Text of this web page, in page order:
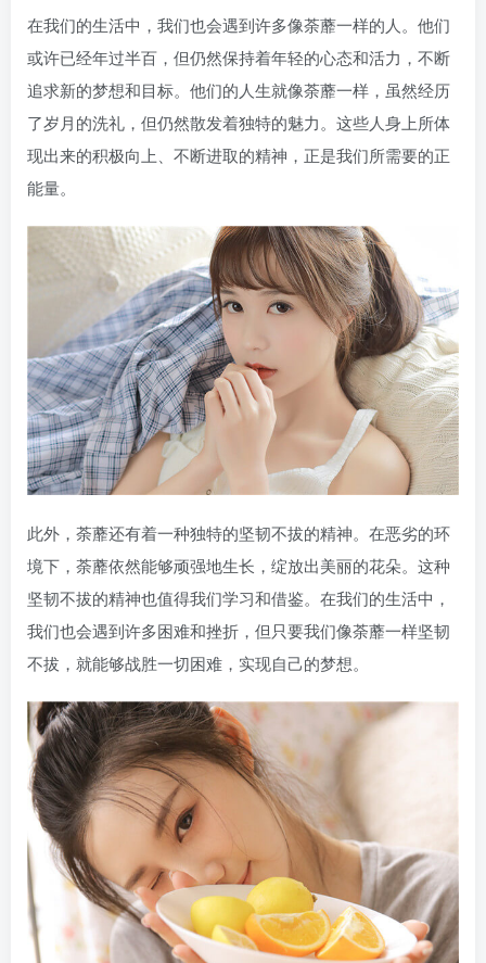
在我们的生活中，我们也会遇到许多像荼蘼一样的人。他们
或许已经年过半百，但仍然保持着年轻的心态和活力，不断
追求新的梦想和目标。他们的人生就像荼蘼一样，虽然经历
了岁月的洗礼，但仍然散发着独特的魅力。这些人身上所体
现出来的积极向上、不断进取的精神，正是我们所需要的正
能量。
此外，荼蘼还有着一种独特的坚韧不拔的精神。在恶劣的环
境下，荼蘼依然能够顽强地生长，绽放出美丽的花朵。这种
坚韧不拔的精神也值得我们学习和借鉴。在我们的生活中，
我们也会遇到许多困难和挫折，但只要我们像荼蘼一样坚韧
不拔，就能够战胜一切困难，实现自己的梦想。